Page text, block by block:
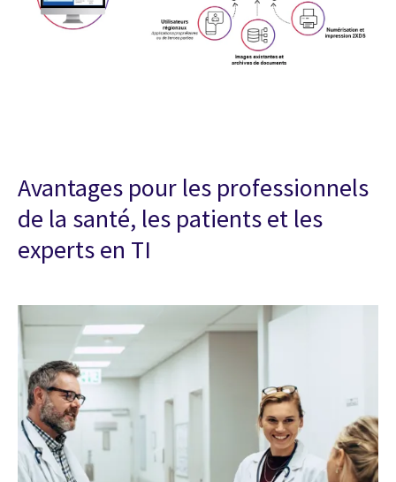
Avantages pour les professionnels
de la santé, les patients et les
experts en TI